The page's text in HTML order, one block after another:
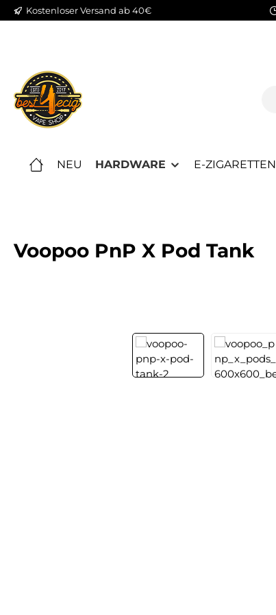
Hauptinhalt springen
Zur Suche springen
Zur Hauptnavigation springen
Kostenloser Versand ab 40€
NEU HARDWARE E-ZIGARETTEN
Voopoo PnP X Pod Tank
Bildergalerie überspringen